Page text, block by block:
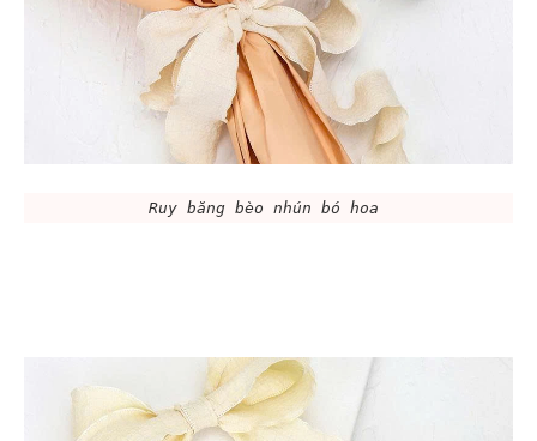
Ruy băng bèo nhún bó hoa